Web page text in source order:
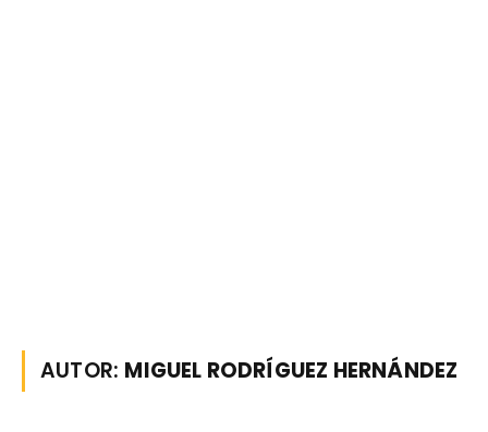
AUTOR: MIGUEL RODRÍGUEZ HERNÁNDEZ